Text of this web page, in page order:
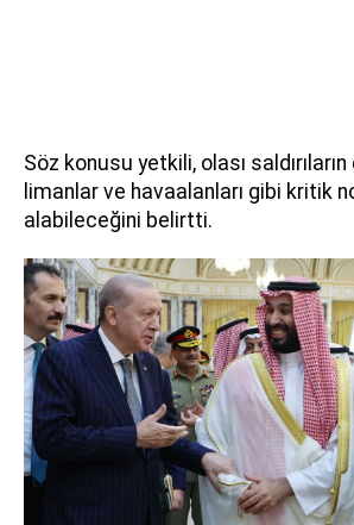
Söz konusu yetkili, olası saldırıların
limanlar ve havaalanları gibi kritik
alabileceğini belirtti.